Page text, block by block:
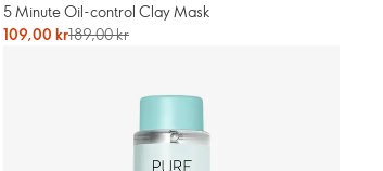
5 Minute Oil-control Clay Mask
109,00 kr189,00 kr